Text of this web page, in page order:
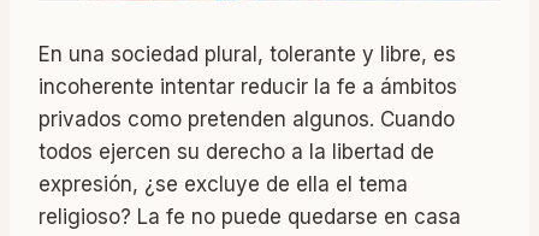
En una sociedad plural, tolerante y libre, es
incoherente intentar reducir la fe a ámbitos
privados como pretenden algunos. Cuando
todos ejercen su derecho a la libertad de
expresión, ¿se excluye de ella el tema
religioso? La fe no puede quedarse en casa